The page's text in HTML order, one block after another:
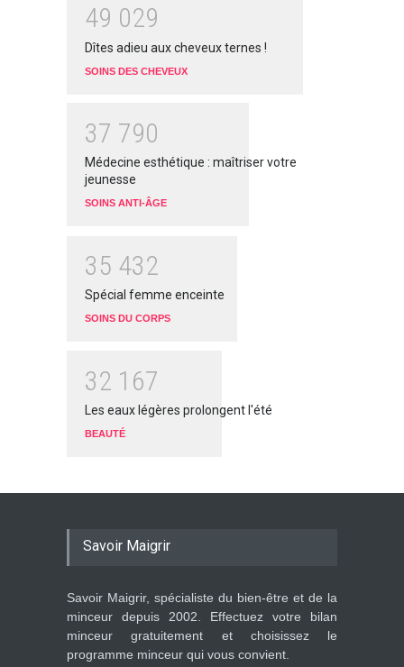
49 029
Dîtes adieu aux cheveux ternes !
SOINS DES CHEVEUX
37 790
Médecine esthétique : maîtriser votre
jeunesse
SOINS ANTI-ÂGE
35 432
Spécial femme enceinte
SOINS DU CORPS
32 1 67
Les eaux légères prolongent l'été
BEAUTÉ
Savoir Maigrir
Savoir Maigrir, spécialiste du bien-être et de la
minceur depuis 2002. Effectuez votre bilan
minceur gratuitement et choisissez le
programme minceur qui vous convient.